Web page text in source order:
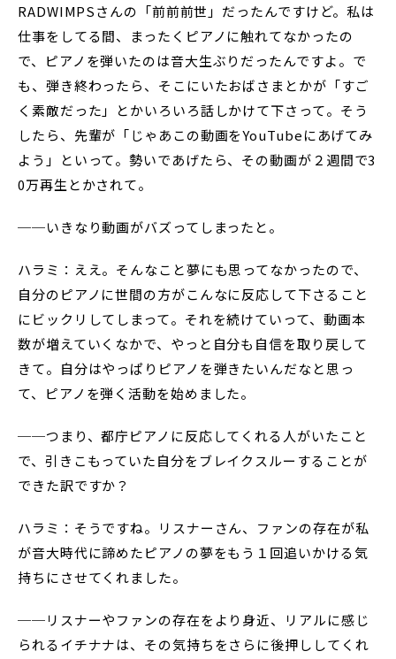
RADWIMPSさんの「前前前世」だったんですけど。私は
仕事をしてる間、まったくピアノに触れてなかったの
で、ピアノを弾いたのは音大生ぶりだったんですよ。で
も、弾き終わったら、そこにいたおばさまとかが「すご
く素敵だった」とかいろいろ話しかけて下さって。そう
したら、先輩が「じゃあこの動画をYouTubeにあげてみ
よう」といって。勢いであげたら、その動画が２週間で3
0万再生とかされて。
──いきなり動画がバズってしまったと。
ハラミ：ええ。そんなこと夢にも思ってなかったので、
自分のピアノに世間の方がこんなに反応して下さること
にビックリしてしまって。それを続けていって、動画本
数が増えていくなかで、やっと自分も自信を取り戻して
きて。自分はやっぱりピアノを弾きたいんだなと思っ
て、ピアノを弾く活動を始めました。
──つまり、都庁ピアノに反応してくれる人がいたこと
で、引きこもっていた自分をブレイクスルーすることが
できた訳ですか？
ハラミ：そうですね。リスナーさん、ファンの存在が私
が音大時代に諦めたピアノの夢をもう１回追いかける気
持ちにさせてくれました。
──リスナーやファンの存在をより身近、リアルに感じ
られるイチナナは、その気持ちをさらに後押ししてくれ